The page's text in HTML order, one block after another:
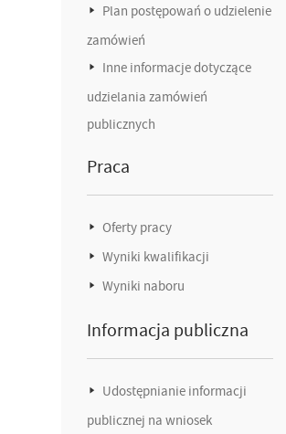
Plan postępowań o udzielenie
zamówień
Inne informacje dotyczące
udzielania zamówień
publicznych
Praca
Oferty pracy
Wyniki kwalifikacji
Wyniki naboru
Informacja publiczna
Udostępnianie informacji
publicznej na wniosek